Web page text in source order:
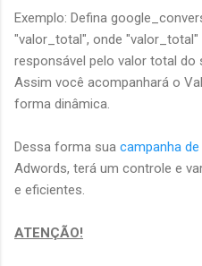
Exemplo: Defina
"valor_total", onde "valor_total"
responsável pelo valor total do
Assim você acompanhará o
forma dinâmica.
Dessa forma sua campanha
Adwords, terá um controle e
e eficientes.
ATENÇÃO!